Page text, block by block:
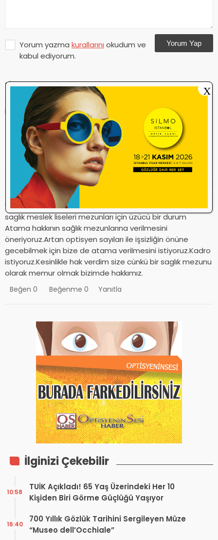
Yorum yazma kurallarını okudum ve
kabul ediyorum.
Yorum Yap
sinem 24.09.2013 00:13
Siz nasıl atandınız. Bızıde bılgılendırde bızde atanalımda
kurtulalım artık su ozel sektorden…
Beğen0 Beğenme0 Yanıtla
nilgün 26.08.2013 01:38
2006 da giresun piraziz sağlık meslek lisesinden mezun
oldum ve 2008 de optisyenlik bölümüne gittim son 8 ayda
32 optisyenlik bölümünün acılması bizim için dejavantaj
yaratıyor.Ticaret meslek liselerine geçiş hakkının verilmesi
saglık meslek liseleri mezunları için üzücü bir durum
Atama hakkının sağlık mezunlarına verilmesini
öneriyoruz.Artan optisyen sayıları ile işsizliğin önüne
gecebilmek için bize de atama verilmesini istiyoruz.Kadro
istiyoruz.Kesinlikle hak verdim size cünkü bir saglık mezunu
olarak memur olmak bizimde hakkımız.
Beğen 0 Beğenme 0 Yanıtla
İlginizi Çekebilir
TUİK Açıkladı! 65 Yaş Üzerindeki Her 10
Kişiden Biri Görme Güçlüğü Yaşıyor
10:58
700 Yıllık Gözlük Tarihini Sergileyen Müze
“Museo dell’Occhiale”
16:40
X